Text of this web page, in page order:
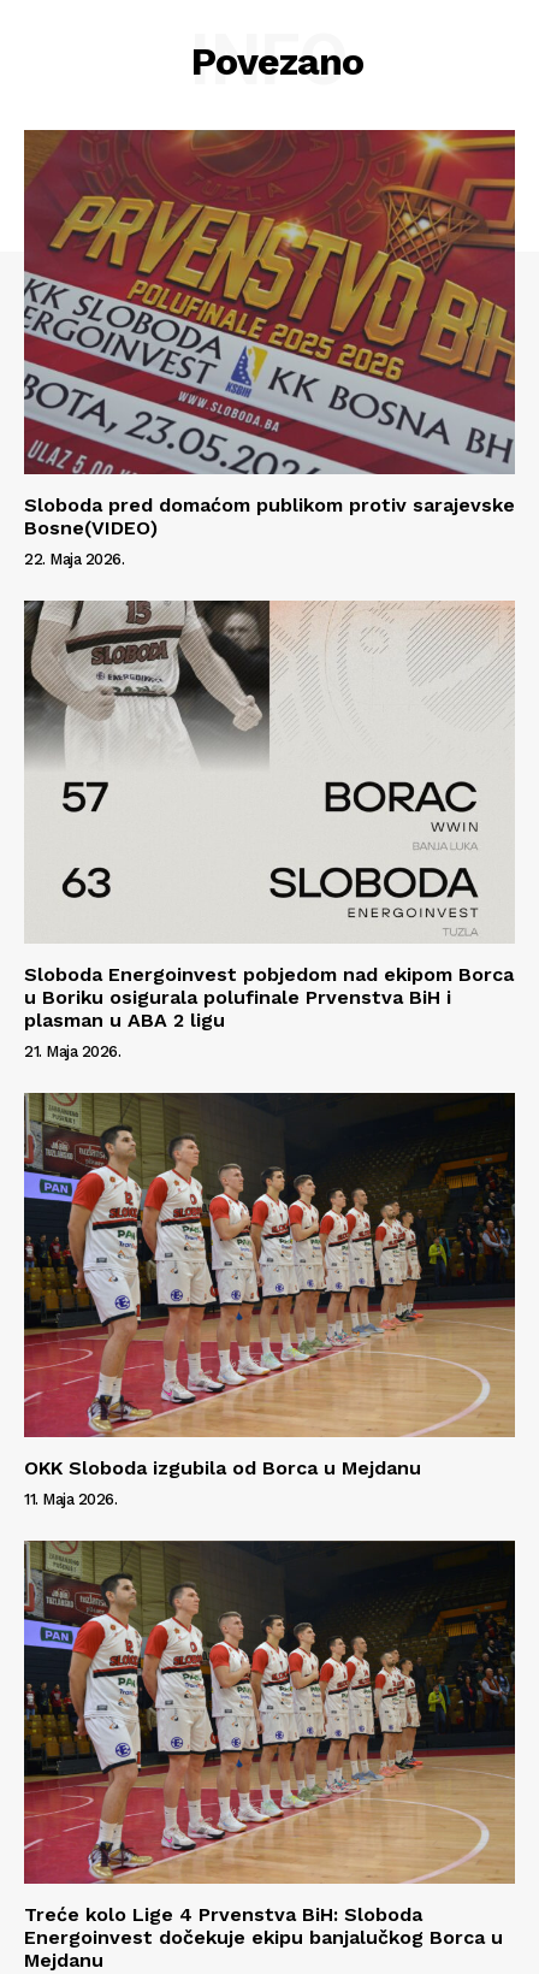
Info
O nama
Kontakt
Impressum
Povezano
INFO
Sloboda pred domaćom publikom protiv sarajevske
Bosne(VIDEO)
22. Maja 2026.
Sloboda Energoinvest pobjedom nad ekipom Borca
u Boriku osigurala polufinale Prvenstva BiH i
plasman u ABA 2 ligu
21. Maja 2026.
OKK Sloboda izgubila od Borca u Mejdanu
11. Maja 2026.
Treće kolo Lige 4 Prvenstva BiH: Sloboda
Energoinvest dočekuje ekipu banjalučkog Borca u
Mejdanu